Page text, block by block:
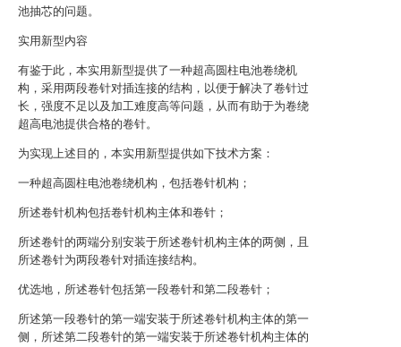
池抽芯的问题。
实用新型内容
有鉴于此，本实用新型提供了一种超高圆柱电池卷绕机
构，采用两段卷针对插连接的结构，以便于解决了卷针过
长，强度不足以及加工难度高等问题，从而有助于为卷绕
超高电池提供合格的卷针。
为实现上述目的，本实用新型提供如下技术方案：
一种超高圆柱电池卷绕机构，包括卷针机构；
所述卷针机构包括卷针机构主体和卷针；
所述卷针的两端分别安装于所述卷针机构主体的两侧，且
所述卷针为两段卷针对插连接结构。
优选地，所述卷针包括第一段卷针和第二段卷针；
所述第一段卷针的第一端安装于所述卷针机构主体的第一
侧，所述第二段卷针的第一端安装于所述卷针机构主体的